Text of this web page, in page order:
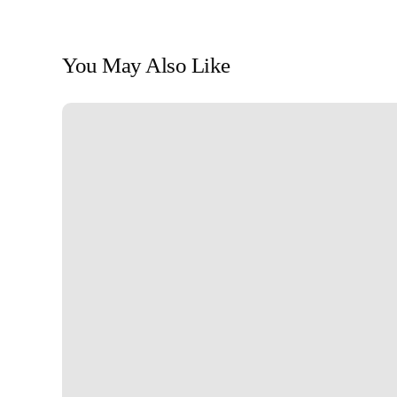
You May Also Like